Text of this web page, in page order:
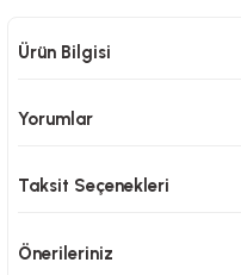
Ürün Bilgisi
Yorumlar
Taksit Seçenekleri
Önerileriniz